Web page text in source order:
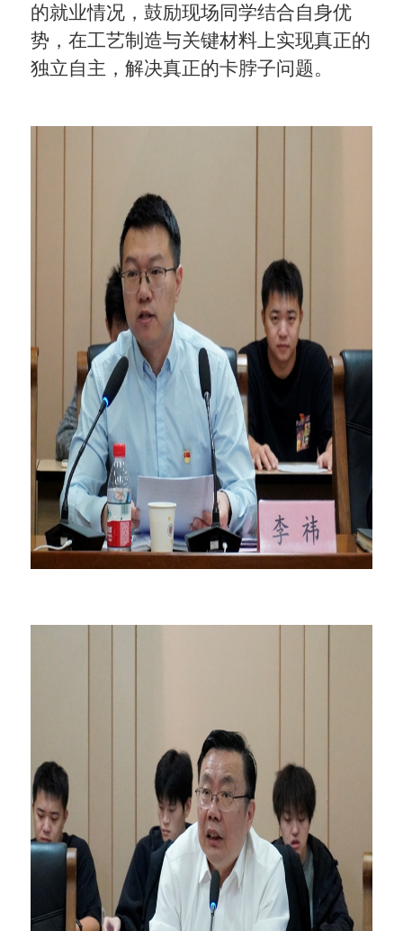
的就业情况，鼓励现场同学结合自身优
势，在工艺制造与关键材料上实现真正的
独立自主，解决真正的卡脖子问题。